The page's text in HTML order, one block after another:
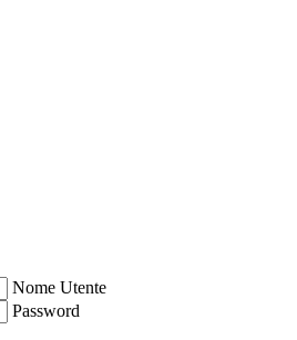
Nome Utente
Password